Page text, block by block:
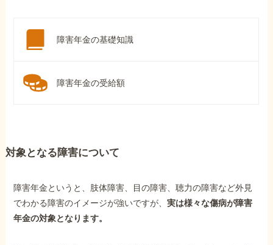
障害年金の基礎知識
障害年金の受給額
対象となる障害について
障害年金というと、肢体障害、目の障害、聴力の障害など外見
でわかる障害のイメージが強いですが、実は様々な傷病が障害
年金の対象となります。